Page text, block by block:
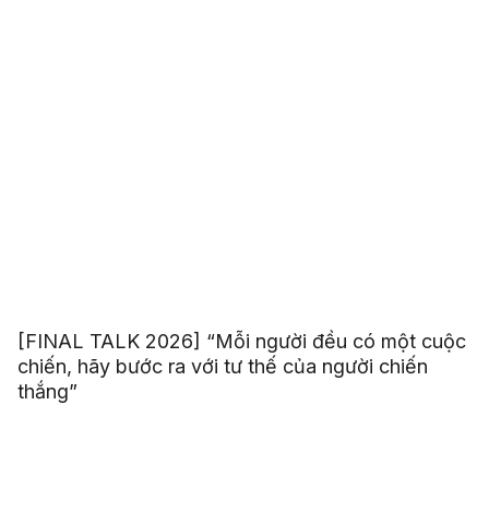
[FINAL TALK 2026] “Mỗi người đều có một cuộc
chiến, hãy bước ra với tư thế của người chiến
thắng”